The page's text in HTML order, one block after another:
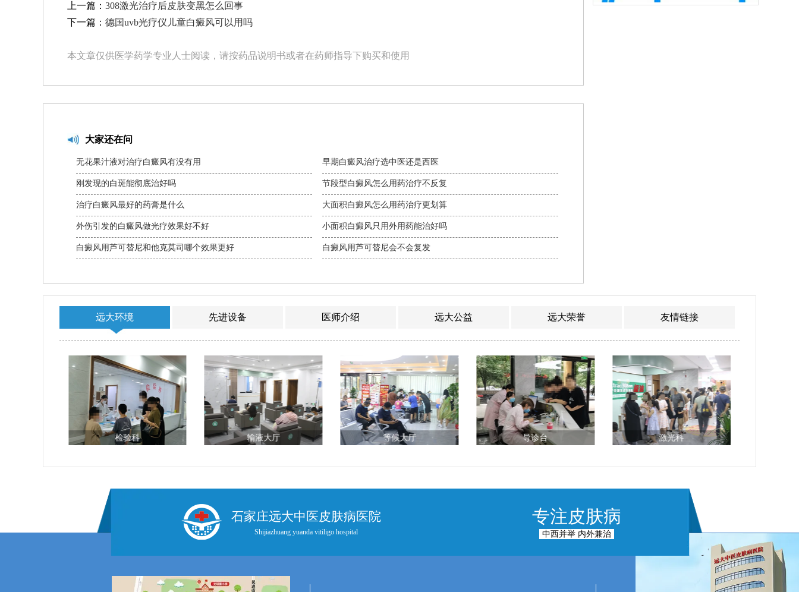
上一篇： 308激光治疗后皮肤变黑怎么回事
下一篇： 德国uvb光疗仪儿童白癜风可以用吗
本文章仅供医学药学专业人士阅读，请按药品说明书或者在药师指导下购买和使用
大家还在问
无花果汁液对治疗白癜风有没有用
刚发现的白斑能彻底治好吗
治疗白癜风最好的药膏是什么
外伤引发的白癜风做光疗效果好不好
白癜风用芦可替尼和他克莫司哪个效果更好
早期白癜风治疗选中医还是西医
节段型白癜风怎么用药治疗不反复
大面积白癜风怎么用药治疗更划算
小面积白癜风只用外用药能治好吗
白癜风用芦可替尼会不会复发
远大环境 先进设备 医师介绍 远大公益 远大荣誉 友情链接
检验科 输液大厅 等候大厅 导诊台 激光科
石家庄远大中医皮肤病医院
Shijiazhuang yuanda vitiligo hospital
专注皮肤病
中西并举 内外兼治